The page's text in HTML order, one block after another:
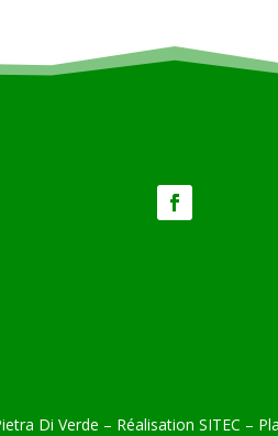
Di Verde – Réalisation SITEC –